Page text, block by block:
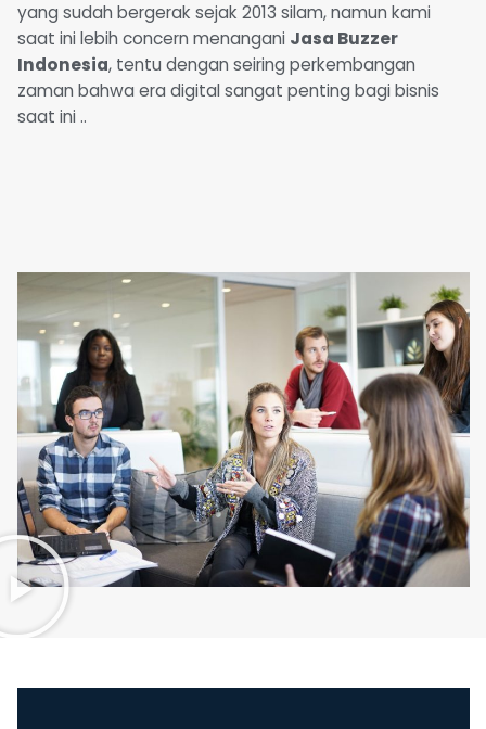
yang sudah bergerak sejak 2013 silam, namun kami
saat ini lebih concern menangani Jasa Buzzer
Indonesia, tentu dengan seiring perkembangan
zaman bahwa era digital sangat penting bagi bisnis
saat ini ..